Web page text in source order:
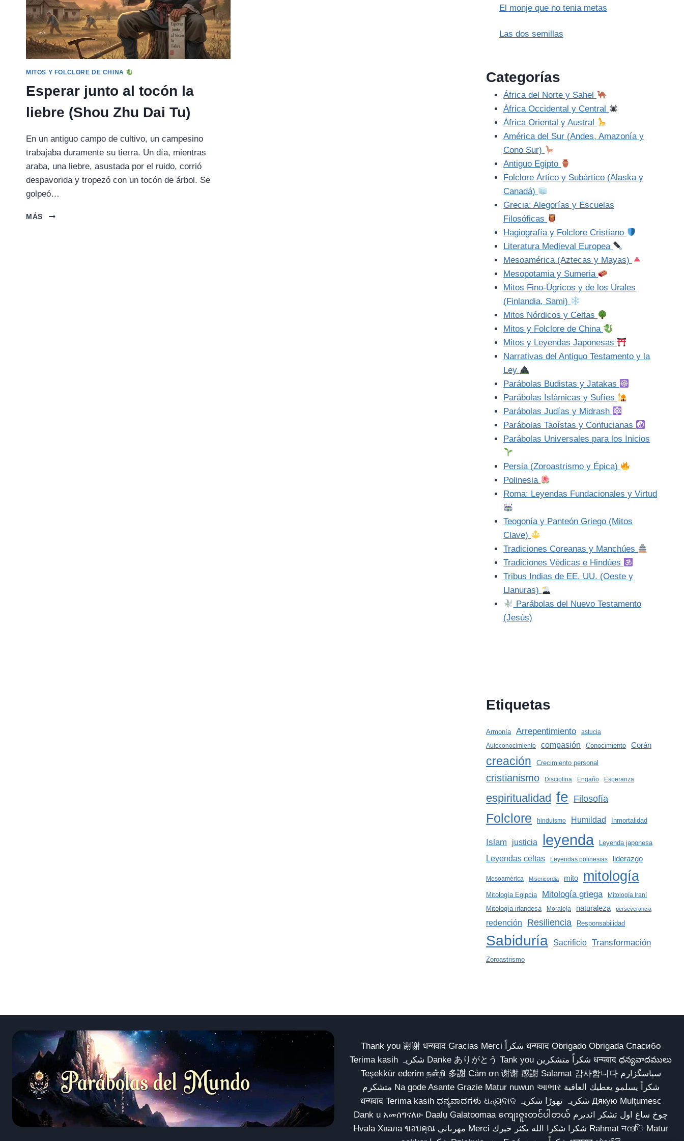
MITOS Y FOLCLORE DE CHINA
Esperar junto al tocón la
liebre (Shou Zhu Dai Tu)
En un antiguo campo de cultivo, un campesino
trabajaba duramente su tierra. Un día, mientras
araba, una liebre, asustada por el ruido, corrió
despavorida y tropezó con un tocón de árbol. Se
golpeó…
MÁS
ESPERAR
El monje que no tenia metas
Las dos semillas
Categorías
África del Norte y Sahel
África Occidental y Central
África Oriental y Austral
América del Sur (Andes, Amazonía y
Cono Sur)
Antiguo Egipto
Folclore Ártico y Subártico (Alaska y
Canadá)
Grecia: Alegorías y Escuelas
Filosóficas
Hagiografía y Folclore Cristiano
Literatura Medieval Europea
Mesoamérica (Aztecas y Mayas)
Mesopotamia y Sumeria
Mitos Fino-Úgricos y de los Urales
(Finlandia, Sami)
Mitos Nórdicos y Celtas
Mitos y Folclore de China
Mitos y Leyendas Japonesas
Narrativas del Antiguo Testamento y la
Ley
Parábolas Budistas y Jatakas
Parábolas Islámicas y Sufíes
Parábolas Judías y Midrash
Parábolas Taoístas y Confucianas
Parábolas Universales para los Inicios
Persia (Zoroastrismo y Épica)
Polinesia
Roma: Leyendas Fundacionales y Virtud
Teogonía y Panteón Griego (Mitos
Clave)
Tradiciones Coreanas y Manchúes
Tradiciones Védicas e Hindúes
Tribus Indias de EE. UU. (Oeste y
Llanuras)
Parábolas del Nuevo Testamento
(Jesús)
Etiquetas
Armonía Arrepentimiento
astucia
Autoconocimiento
compasión Conocimiento Corán
creación Crecimiento personal
cristianismo Disciplina Engaño Esperanza
espiritualidad fe Filosofía
Folclore hinduismo Humildad Inmortalidad
Islam justicia leyenda Leyenda japonesa
Leyendas celtas Leyendas polinesias liderazgo
Mesoamérica Misericordia mito mitología
Mitología Egipcia Mitología griega Mitología Iraní
Mitología irlandesa Moraleja naturaleza perseverancia
redención Resiliencia Responsabilidad
Sabiduría Sacrificio Transformación
Zoroastrismo
Thank you 谢谢 धन्यवाद Gracias Merci شكراً धन्यवाद Obrigado Obrigada Спасибо
Terima kasih شکریہ Danke ありがとう Tank you شكراً متشكرين धन्यवाद ధన్యవాదములు
Teşekkür ederim நன்றி 多謝 Cảm ơn 谢谢 感謝 Salamat 감사합니다 سپاسگزارم
متشکرم Na gode Asante Grazie Matur nuwun આભાર شكراً يسلمو يعطيك العافية
धन्यवाद Terima kasih ಧನ್ಯವಾದಗಳು ଧନ୍ୟବାଦ شکریہ تھوڑا شکریہ Дякую Mulțumesc
Dank u አመሰግናለሁ Daalụ Galatoomaa ကျေးဇူးတင်ပါတယ် چوخ ساغ اول تشکر ائدیرم
Hvala Хвала ขอบคุณ مهرباني Merci شكرا شكرا الله يكثر خيرك Rahmat नന്ദि Matur